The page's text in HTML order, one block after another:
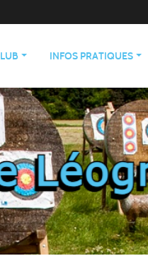
INFOS PRATIQUES